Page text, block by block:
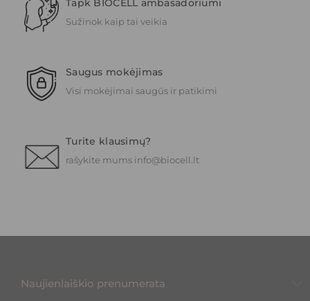
Tapk BIOCELL ambasadoriumi
Sužinok kaip tai veikia
Saugus mokėjimas
Visi mokėjimai saugūs ir patikimi
Turite klausimų?
rašykite mums info@biocell.lt
Naujienlaiškio prenumerata